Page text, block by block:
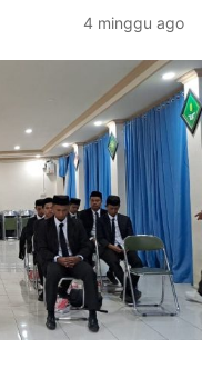
4 minggu ago